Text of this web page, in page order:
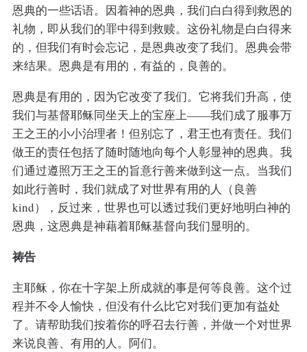
恩典的一些话语。因着神的恩典，我们白白得到救恩的
礼物，即从我们的罪中得到救赎。这份礼物是白白得来
的，但我们有时会忘记，是恩典改变了我们。恩典会带
来结果。恩典是有用的，有益的，良善的。
恩典是有用的，因为它改变了我们。它将我们升高，使
我们与基督耶稣同坐天上的宝座上——我们成了服事万
王之王的小小治理者！但别忘了，君王也有责任。我们
做王的责任包括了随时随地向每个人彰显神的恩典。我
们通过遵照万王之王的旨意行善来做到这一点。当我们
如此行善时，我们就成了对世界有用的人（良善
kind），反过来，世界也可以透过我们更好地明白神的
恩典，这恩典是神藉着耶稣基督向我们显明的。
祷告
主耶稣，你在十字架上所成就的事是何等良善。这个过
程并不令人愉快，但没有什么比它对我们更加有益处
了。请帮助我们按着你的呼召去行善，并做一个对世界
来说良善、有用的人。阿们。